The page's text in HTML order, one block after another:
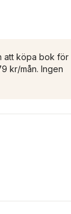
att köpa bok för
kr/mån. Ingen